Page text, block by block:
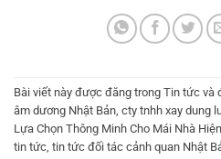
Bài viết này được đăng trong Tin tức và
âm dương Nhật Bản, cty tnhh xay dung
Lựa Chọn Thông Minh Cho Mái Nhà
tin tức, tin tức đối tác cảnh quan Nhật